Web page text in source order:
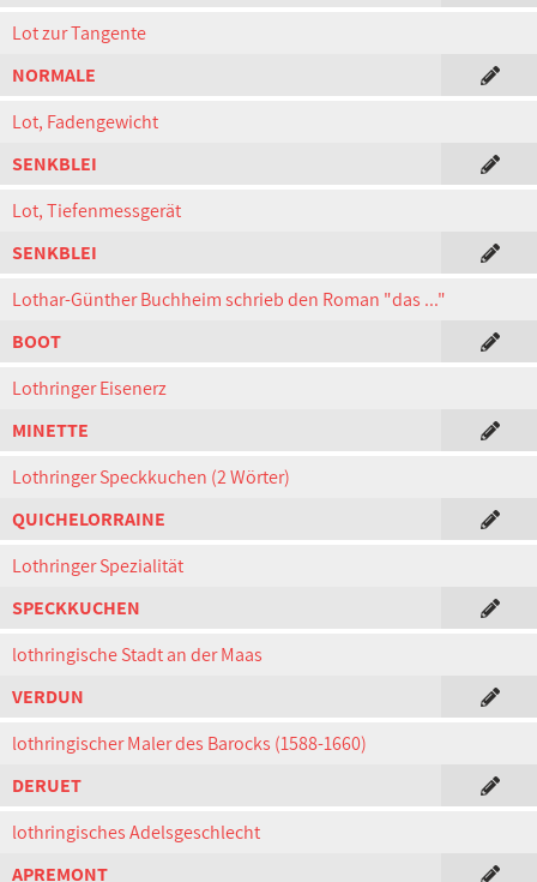
Lot zur Tangente
NORMALE
Lot, Fadengewicht
SENKBLEI
Lot, Tiefenmessgerät
SENKBLEI
Lothar-Günther Buchheim schrieb den Roman "das ..."
BOOT
Lothringer Eisenerz
MINETTE
Lothringer Speckkuchen (2 Wörter)
QUICHELORRAINE
Lothringer Spezialität
SPECKKUCHEN
lothringische Stadt an der Maas
VERDUN
lothringischer Maler des Barocks (1588-1660)
DERUET
lothringisches Adelsgeschlecht
APREMONT